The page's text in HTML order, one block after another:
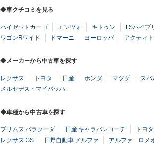
◆車クチコミを見る
ハイゼットカーゴ エンツォ キトゥン LSハイブ
ワゴンRワイド
ドマーニ ヨーロッパ アクティ
◆メーカーから中古車を探す
レクサス トヨタ 日産 ホンダ マツダ スバ
メルセデス・マイバッハ
◆車種から中古車を探す
プリムス バラクーダ 日産 キャラバンコーチ トヨ
レクサス GS
日野自動車 メルファ アルファ ロメ